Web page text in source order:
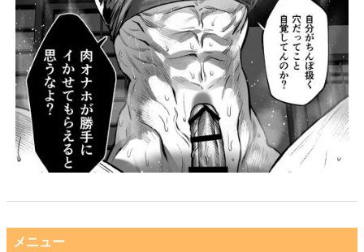
メニュー